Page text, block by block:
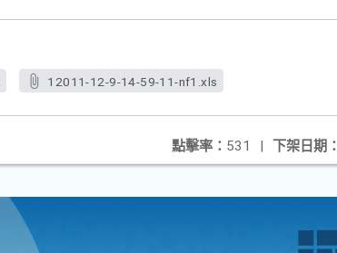
12011-12-9-14-59-11-nf1.xls
下架日期：
點擊率： 531 |